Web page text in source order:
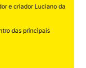
e criador Luciano da
das principais